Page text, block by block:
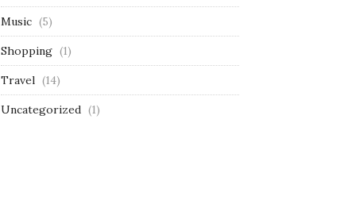
Music (5)
Shopping (1)
Travel (14)
Uncategorized (1)